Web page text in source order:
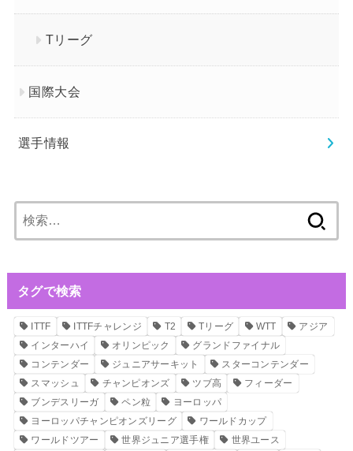
Tリーグ
国際大会
選手情報
索:
タグで検索
ITTF ITTFチャレンジ T2 Tリーグ WTT
アジア
インターハイ
オリンピック
グランドファイナル
コンテンダー
ジュニアサーキット
スターコンテンダー
スマッシュ
チャンピオンズ ツブ高
フィーダー
ブンデスリーガ
ペン粒
ヨーロッパ
ヨーロッパチャンピオンズリーグ
ワールドカップ
ワールドツアー
世界ジュニア選手権
世界ユース